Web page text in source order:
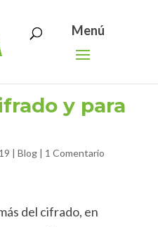
y para
| Blog| 1 Comentario
del cifrado, en